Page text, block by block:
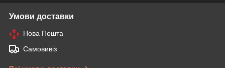
Умови доставки
Нова Пошта
Самовивіз